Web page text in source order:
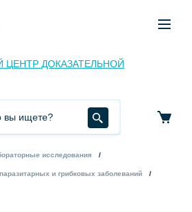
исследования
и грибковых заболеваний